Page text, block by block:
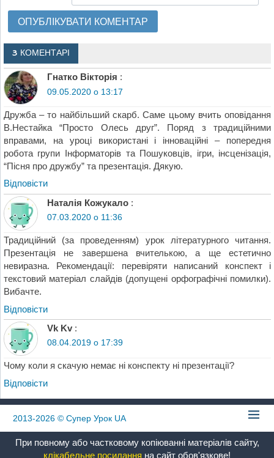
3 КОМЕНТАРІ
Гнатко Вікторія :
09.05.2020 о 13:17
Дружба – то найбільший скарб. Саме цьому вчить оповідання
В.Нестайка “Просто Олесь друг”. Поряд з традиційними
вправами, на уроці використані і інноваційні – попередня
робота групи Інформаторів та Пошуковців, ігри, інсценізація,
“Пісня про дружбу” та презентація. Дякую.
Відповіcти
Наталія Кожукало :
07.03.2020 о 11:36
Традиційний (за проведенням) урок літературного читання.
Презентація не завершена вчителькою, а ще естетично
невиразна. Рекомендації: перевіряти написаний конспект і
текстовий матеріал слайдів (допущені орфографічні помилки).
Вибачте.
Відповіcти
Vk Kv :
08.04.2019 о 17:39
Чому коли я скачую немає ні конспекту ні презентації?
Відповіcти
2013-2026 © Супер Урок UA
При повному або частковому копіюванні матеріалів сайту,
клікабельне посилання на сайт обов'язкове!